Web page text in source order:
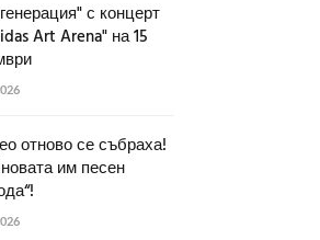
с концерт
Art Arena" на 15
отново се събраха!
им песен